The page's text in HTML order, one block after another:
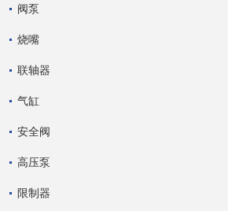
阀泵
烧嘴
联轴器
气缸
安全阀
高压泵
限制器